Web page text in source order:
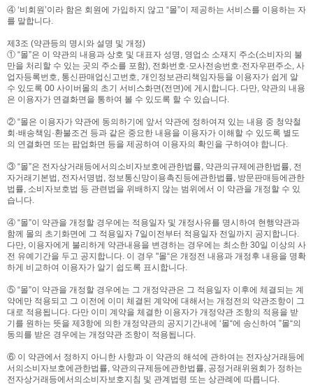
④ ‘비회원’이라 함은 회원에 가입하지 않고 “몰”이 제공하는 서비스를 이용하는 자
를 말합니다.
제3조 (약관등의 명시와 설명 및 개정)
① “몰”은 이 약관의 내용과 상호 및 대표자 성명, 영업소 소재지 주소(소비자의 불
만을 처리할 수 있는 곳의 주소를 포함), 전화번호·모사전송번호·전자우편주소, 사
업자등록번호, 통신판매업신고번호, 개인정보관리책임자등을 이용자가 쉽게 알
수 있도록 00 사이버몰의 초기 서비스화면(전면)에 게시합니다. 다만, 약관의 내용
은 이용자가 연결화면을 통하여 볼 수 있도록 할 수 있습니다.
② “몰은 이용자가 약관에 동의하기에 앞서 약관에 정하여져 있는 내용 중 청약철
회·배송책임·환불조건 등과 같은 중요한 내용을 이용자가 이해할 수 있도록 별도
의 연결화면 또는 팝업화면 등을 제공하여 이용자의 확인을 구하여야 합니다.
③ “몰”은 전자상거래등에서의소비자보호에관한법률, 약관의규제에관한법률, 전
자거래기본법, 전자서명법, 정보통신망이용촉진등에관한법률, 방문판매등에관한
법률, 소비자보호법 등 관련법을 위배하지 않는 범위에서 이 약관을 개정할 수 있
습니다.
④ “몰”이 약관을 개정할 경우에는 적용일자 및 개정사유를 명시하여 현행약관과
함께 몰의 초기화면에 그 적용일자 7일이전부터 적용일자 전일까지 공지합니다.
다만, 이용자에게 불리하게 약관내용을 변경하는 경우에는 최소한 30일 이상의 사
전 유예기간을 두고 공지합니다. 이 경우 "몰“은 개정전 내용과 개정후 내용을 명확
하게 비교하여 이용자가 알기 쉽도록 표시합니다.
⑤ “몰”이 약관을 개정할 경우에는 그 개정약관은 그 적용일자 이후에 체결되는 계
약에만 적용되고 그 이전에 이미 체결된 계약에 대해서는 개정전의 약관조항이 그
대로 적용됩니다. 다만 이미 계약을 체결한 이용자가 개정약관 조항의 적용을 받
기를 원하는 뜻을 제3항에 의한 개정약관의 공지기간내에 ‘몰“에 송신하여 ”몰“의
동의를 받은 경우에는 개정약관 조항이 적용됩니다.
⑥ 이 약관에서 정하지 아니한 사항과 이 약관의 해석에 관하여는 전자상거래등에
서의소비자보호에관한법률, 약관의규제등에관한법률, 공정거래위원회가 정하는
전자상거래등에서의소비자보호지침 및 관계법령 또는 상관례에 따릅니다.